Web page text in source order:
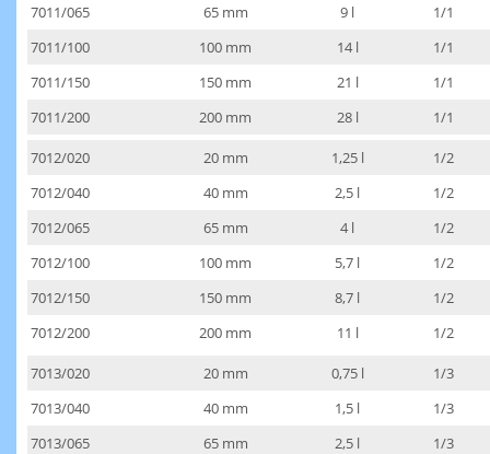
7011/065
65 mm 9 l
1/1
7011/100
100 mm 14 l
1/1
7011/150
150 mm 21 l
1/1
7011/200
200 mm 28 l 1/1
7012/020 20 mm 1,25 l
1/2
7012/040
40 mm 2,5 l
1/2
7012/065
65 mm 4 l
1/2
7012/100
100 mm 5,7 l
1/2
7012/150
150 mm 8,7 l
1/2
7012/200
200 mm 11 l 1/2
7013/020 20 mm 0,75 l
1/3
7013/040
40 mm 1,5 l
1/3
7013/065
65 mm 2,5 l
1/3